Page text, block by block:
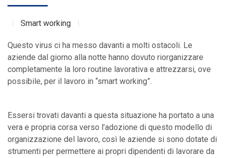
Smart working
Questo virus ci ha messo davanti a molti ostacoli. Le
aziende dal giorno alla notte hanno dovuto riorganizzare
completamente la loro routine lavorativa e attrezzarsi, ove
possibile, per il lavoro in “smart working”.
Essersi trovati davanti a questa situazione ha portato a una
vera e propria corsa verso l’adozione di questo modello di
organizzazione del lavoro, così le aziende si sono dotate di
strumenti per permettere ai propri dipendenti di lavorare da